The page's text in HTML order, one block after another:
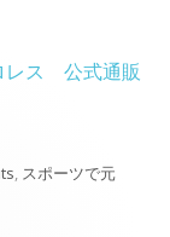
レス 公式通販
, スポーツで元